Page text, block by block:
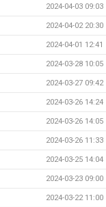
2024-04-03 09:03
2024-04-02 20:30
2024-04-01 12:41
2024-03-28 10:05
2024-03-27 09:42
2024-03-26 14:24
2024-03-26 14:05
2024-03-26 11:33
2024-03-25 14:04
2024-03-23 09:00
2024-03-22 11:00